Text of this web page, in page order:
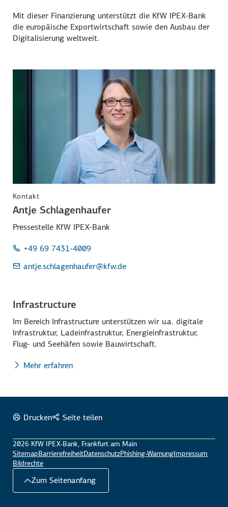
Mit dieser Finanzierung unterstützt die KfW IPEX-Bank
die europäische Exportwirtschaft sowie den Ausbau der
Digitalisierung weltweit.
Kontakt
Antje Schlagenhaufer
Pressestelle KfW IPEX-Bank
+49 69 7431-4009
antje.schlagenhaufer@kfw.de
Infrastructure
Im Bereich Infrastructure unterstützen wir u.a. digitale
Infrastruktur, Lade­infrastruktur, Energie­infrastruktur,
Flug- und Seehäfen sowie Bauwirtschaft.
Mehr erfahren
Drucken Seite teilen
2026 KfW IPEX-Bank, Frankfurt am Main
SitemapBarrierefreiheitDatenschutzPhishing-WarnungImpressum
Bildrechte
Zum Seitenanfang